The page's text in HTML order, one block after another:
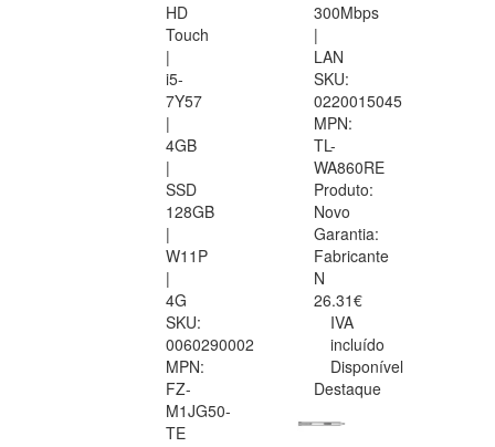
HD
Touch
|
i5-
7Y57
|
4GB
|
SSD
128GB
|
W11P
|
4G
SKU:
0060290002
MPN:
FZ-
M1JG50-
TE
300Mbps
|
LAN
SKU:
0220015045
MPN:
TL-
WA860RE
Produto:
Novo
Garantia:
Fabricante
N
26.31€
IVA
incluído
Disponível
Destaque